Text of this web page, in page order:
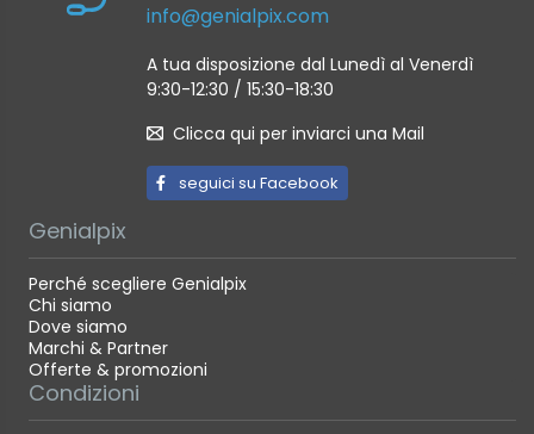
info@genialpix.com
A tua disposizione dal Lunedì al Venerdì
9:30-12:30 / 15:30-18:30
Clicca qui per inviarci una Mail
seguici su Facebook
Genialpix
Perché scegliere Genialpix
Chi siamo
Dove siamo
Marchi & Partner
Offerte & promozioni
Condizioni